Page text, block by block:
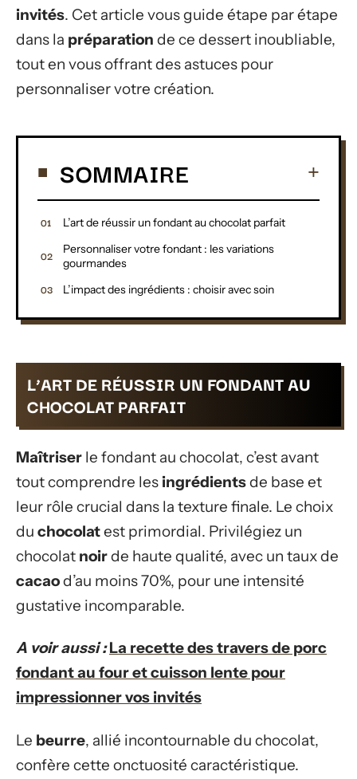
invités. Cet article vous guide étape par étape
dans la préparation de ce dessert inoubliable,
tout en vous offrant des astuces pour
personnaliser votre création.
SOMMAIRE
L’art de réussir un fondant au chocolat parfait
Personnaliser votre fondant : les variations
gourmandes
L’impact des ingrédients : choisir avec soin
L’ART DE RÉUSSIR UN FONDANT AU
CHOCOLAT PARFAIT
Maîtriser le fondant au chocolat, c’est avant
tout comprendre les ingrédientsde base et
leur rôle crucial dans la texture finale. Le choix
du chocolatest primordial. Privilégiez un
chocolat noirde haute qualité, avec un taux de
cacaod’au moins 70%, pour une intensité
gustative incomparable.
A voir aussi : La recette des travers de porc
fondant au four et cuisson lente pour
impressionner vos invités
Le beurre, allié incontournable du chocolat,
confère cette onctuosité caractéristique.